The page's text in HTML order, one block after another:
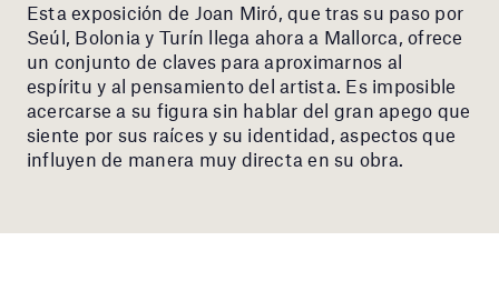
Esta exposición de Joan Miró, que tras su paso por
Seúl, Bolonia y Turín llega ahora a Mallorca, ofrece
un conjunto de claves para aproximarnos al
espíritu y al pensamiento del artista. Es imposible
acercarse a su figura sin hablar del gran apego que
siente por sus raíces y su identidad, aspectos que
influyen de manera muy directa en su obra.